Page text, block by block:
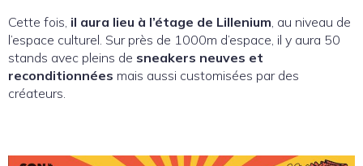
Cette fois, il aura lieu à l’étage de Lillenium , au niveau de
l’espace culturel. Sur près de 1000m d’espace, il y aura 50
stands avec pleins de sneakers neuves et
reconditionnées mais aussi customisées par des
créateurs.